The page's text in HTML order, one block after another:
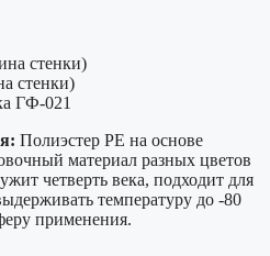
стенки)
стенки)
ГФ-021
Полиэстер PE на основе
материал разных цветов
четверть века, подходит для
температуру до -80
применения.